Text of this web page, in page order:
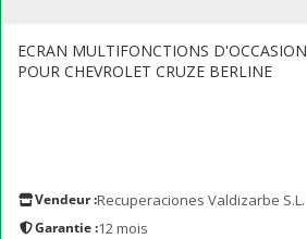
ECRAN MULTIFONCTIONS D'OCCASION
POUR CHEVROLET CRUZE BERLINE
Vendeur :Recuperaciones Valdizarbe S.L.
Garantie :12 mois